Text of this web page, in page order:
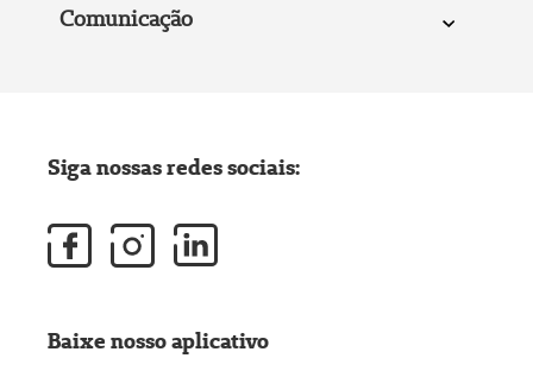
Comunicação
Siga nossas redes sociais:
Baixe nosso aplicativo